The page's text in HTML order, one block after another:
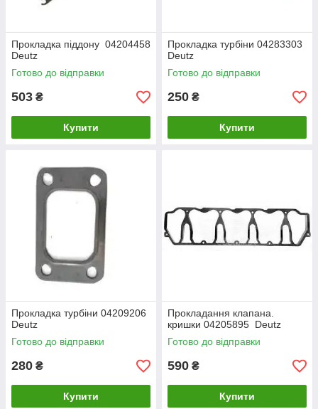
Прокладка піддону 04204458
Deutz
Готово до відправки
503 ₴
Купити
Прокладка турбіни 04283303
Deutz
Готово до відправки
250 ₴
Купити
Прокладка турбіни 04209206
Deutz
Готово до відправки
280 ₴
Купити
Прокладання клапана.
кришки 04205895 Deutz
Готово до відправки
590 ₴
Купити